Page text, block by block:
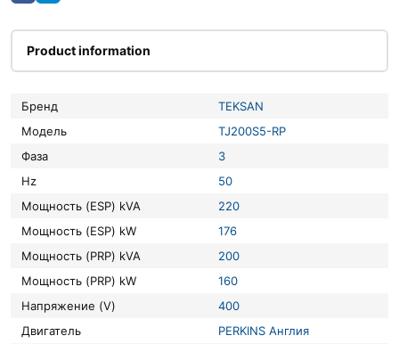
Product information
Бренд
TEKSAN
Модель
TJ200S5-RP
Фаза
3
Hz
50
Мощность (ESP) kVA
220
Мощность (ESP) kW
176
Мощность (PRP) kVA
200
Мощность (PRP) kW
160
Напряжение (V)
400
Двигатель
PERKINS Англия